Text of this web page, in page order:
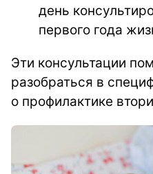
день
первого года
Эти консультации
разобраться в
о профилактике